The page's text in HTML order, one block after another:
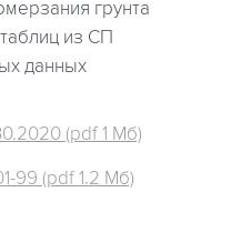
грунта
из СП
данных
(pdf 1 Мб)
99 (pdf 1.2 Мб)